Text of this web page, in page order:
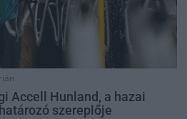
Accell Hunland, a hazai
szereplője